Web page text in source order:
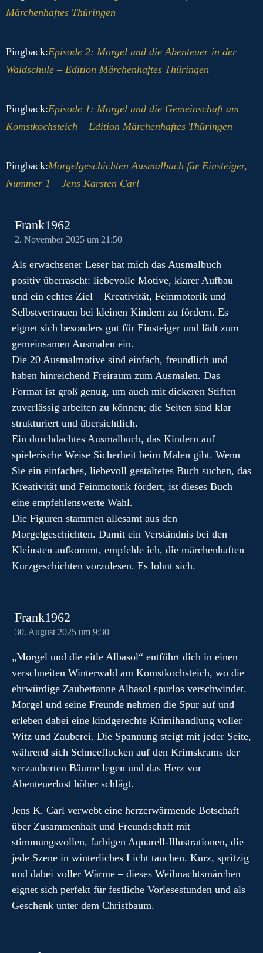
Märchenhaftes Thüringen
Pingback:Episode 2: Morgel und die Abenteuer in der
Waldschule – Edition Märchenhaftes Thüringen
Pingback:Episode 1: Morgel und die Gemeinschaft am
Komstkochsteich – Edition Märchenhaftes Thüringen
Pingback:Morgelgeschichten Ausmalbuch für Einsteiger,
Nummer 1 – Jens Karsten Carl
Frank1962
2. November 2025 um 21:50
Als erwachsener Leser hat mich das Ausmalbuch
positiv überrascht: liebevolle Motive, klarer Aufbau
und ein echtes Ziel – Kreativität, Feinmotorik und
Selbstvertrauen bei kleinen Kindern zu fördern. Es
eignet sich besonders gut für Einsteiger und lädt zum
gemeinsamen Ausmalen ein.
Die 20 Ausmalmotive sind einfach, freundlich und
haben hinreichend Freiraum zum Ausmalen. Das
Format ist groß genug, um auch mit dickeren Stiften
zuverlässig arbeiten zu können; die Seiten sind klar
strukturiert und übersichtlich.
Ein durchdachtes Ausmalbuch, das Kindern auf
spielerische Weise Sicherheit beim Malen gibt. Wenn
Sie ein einfaches, liebevoll gestaltetes Buch suchen, das
Kreativität und Feinmotorik fördert, ist dieses Buch
eine empfehlenswerte Wahl.
Die Figuren stammen allesamt aus den
Morgelgeschichten. Damit ein Verständnis bei den
Kleinsten aufkommt, empfehle ich, die märchenhaften
Kurzgeschichten vorzulesen. Es lohnt sich.
Frank1962
30. August 2025 um 9:30
„Morgel und die eitle Albasol“ entführt dich in einen
verschneiten Winterwald am Komstkochsteich, wo die
ehrwürdige Zaubertanne Albasol spurlos verschwindet.
Morgel und seine Freunde nehmen die Spur auf und
erleben dabei eine kindgerechte Krimihandlung voller
Witz und Zauberei. Die Spannung steigt mit jeder Seite,
während sich Schneeflocken auf den Krimskrams der
verzauberten Bäume legen und das Herz vor
Abenteuerlust höher schlägt.
Jens K. Carl verwebt eine herzerwärmende Botschaft
über Zusammenhalt und Freundschaft mit
stimmungsvollen, farbigen Aquarell-Illustrationen, die
jede Szene in winterliches Licht tauchen. Kurz, spritzig
und dabei voller Wärme – dieses Weihnachtsmärchen
eignet sich perfekt für festliche Vorlesestunden und als
Geschenk unter dem Christbaum.